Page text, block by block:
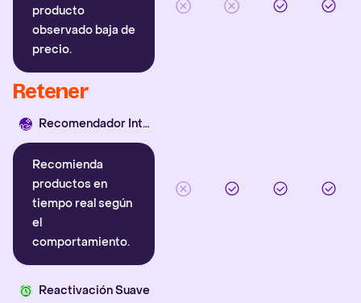
producto
observado baja de
precio.
Retener
Recomendador Inteligente
Recomienda
productos en
tiempo real según
el
comportamiento.
Reactivación Suave